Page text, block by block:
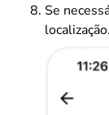
Se
localização.